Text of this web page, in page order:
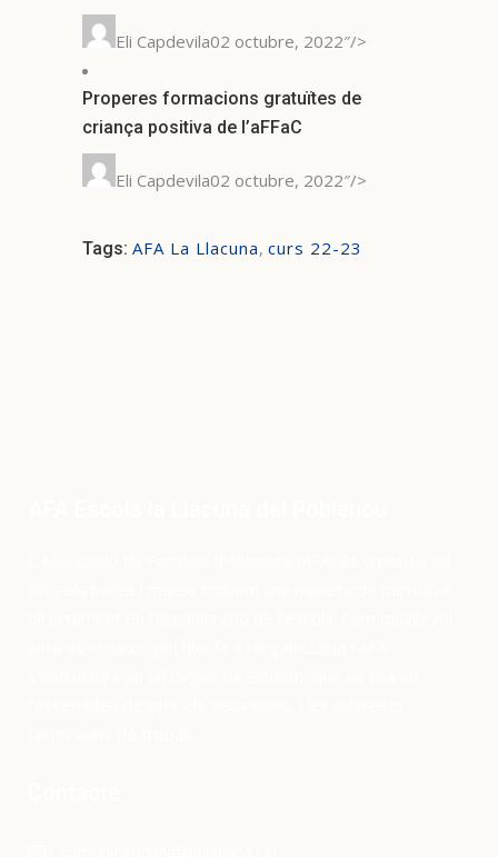
Eli Capdevila02 octubre, 2022″/>
Properes formacions gratuïtes de
criança positiva de l’aFFaC
Eli Capdevila02 octubre, 2022″/>
Tags: AFA La Llacuna, curs 22-23